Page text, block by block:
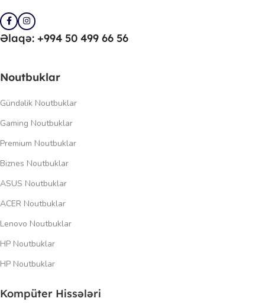
Əlaqə: +994 50 499 66 56
Noutbuklar
Gündəlik Noutbuklar
Gaming Noutbuklar
Premium Noutbuklar
Biznes Noutbuklar
ASUS Noutbuklar
ACER Noutbuklar
Lenovo Noutbuklar
HP Noutbuklar
HP Noutbuklar
Kompüter Hissələri